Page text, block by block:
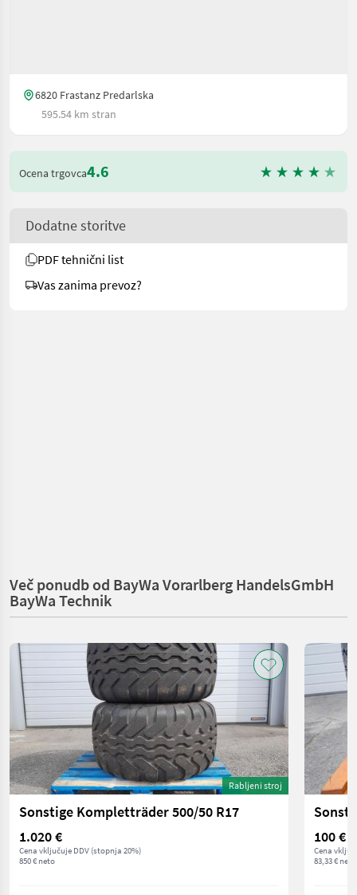
6820 Frastanz Predarlska
595.54 km stran
Ocena trgovca4.6
Dodatne storitve
PDF tehnični list
Vas zanima prevoz?
Več ponudb od BayWa Vorarlberg HandelsGmbH
BayWa Technik
Rabljeni stroj
Sonstige Kompletträder 500/50 R17
1.020 €
Cena vključuje DDV (stopnja 20%)
850 € neto
100 €
Cena
83,33 € neto